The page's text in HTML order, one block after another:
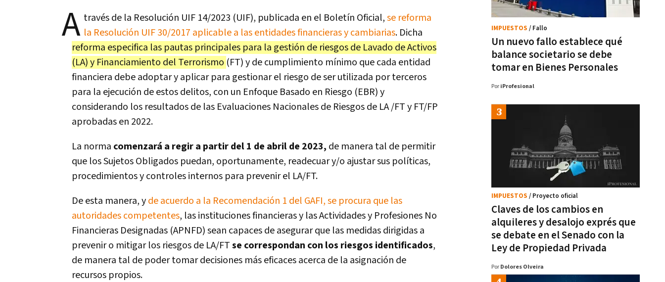
A través de la Resolución UIF 14/2023 (UIF), publicada en el Boletín Oficial,se reforma
la Resolución UIF 30/2017 aplicable a las entidades financieras y cambiarias. Dicha
reforma especifica las pautas principales para la gestión de riesgos de Lavado de Activos
(LA) y Financiamiento del Terrorismo (FT) y de cumplimiento mínimo que cada entidad
financiera debe adoptar y aplicar para gestionar el riesgo de ser utilizada por terceros
para la ejecución de estos delitos, con un Enfoque Basado en Riesgo (EBR) y
considerando los resultados de las Evaluaciones Nacionales de Riesgos de LA /FT y FT/FP
aprobadas en 2022.
La norma comenzará a regir a partir del 1 de abril de 2023, de manera tal de permitir
que los Sujetos Obligados puedan, oportunamente, readecuar y/o ajustar sus políticas,
procedimientos y controles internos para prevenir el LA/FT.
De esta manera, yde acuerdo a la Recomendación 1 del GAFI, se procura que las
autoridades competentes, las instituciones financieras y las Actividades y Profesiones No
Financieras Designadas (APNFD) sean capaces de asegurar que las medidas dirigidas a
prevenir o mitigar los riesgos de LA/FTse correspondan con los riesgos identificados,
de manera tal de poder tomar decisiones más eficaces acerca de la asignación de
recursos propios.
Un nuevo fallo establece qué
balance societario se debe
tomar en Bienes Personales
IMPUESTOS / Fallo
Por iProfesional
Claves de los cambios en
alquileres y desalojo exprés que
se debate en el Senado con la
Ley de Propiedad Privada
IMPUESTOS / Proyecto oficial
Por Dolores Olveira